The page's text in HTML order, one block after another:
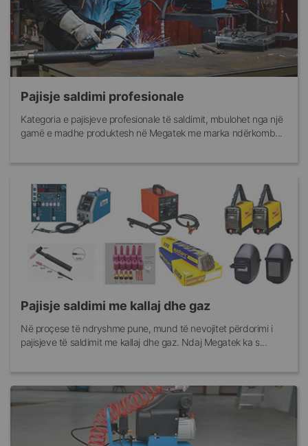
Pajisje saldimi profesionale
Kategoria e pajisjeve profesionale të saldimit, mbulohet nga një
gamë e madhe produktesh në Megatek me marka ndërkomb...
Pajisje saldimi me kallaj dhe gaz
Në proçese të ndryshme pune, mund të nevojitet përdorimi i
pajisjeve të saldimit me kallaj dhe gaz. Ndaj Megatek ka s...